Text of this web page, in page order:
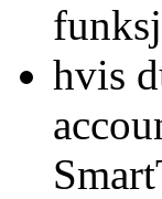
hvis